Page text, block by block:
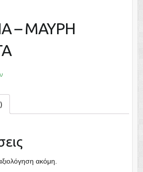
– ΜΑΥΡΗ
ακόμη.